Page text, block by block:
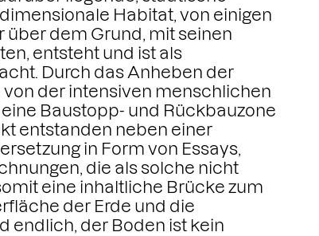
Habitat, von einigen
über dem Grund, mit seinen
entsteht und ist als
Durch das Anheben der
der intensiven menschlichen
Baustopp- und Rückbauzone
entstanden neben einer
in Form von Essays,
die als solche nicht
eine inhaltliche Brücke zum
der Erde und die
endlich, der Boden ist kein